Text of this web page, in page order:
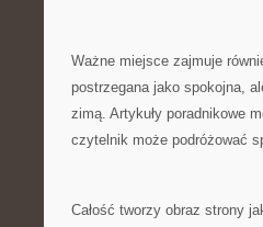
Ważne miejsce zajmuje
postrzegana jako spokojna,
zimą. Artykuły poradnikowe
czytelnik może podróżować
Całość tworzy obraz strony